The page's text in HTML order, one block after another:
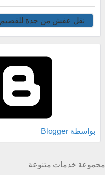
نقل عفش من جدة للقصيم
بواسطة Blogger
مجموعة خدمات متنوعة